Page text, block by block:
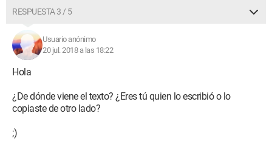
RESPUESTA 3 / 5
Usuario anónimo
20 jul. 2018 a las 18:22
Hola
¿De dónde viene el texto? ¿Eres tú quien lo escribió o lo
copiaste de otro lado?
;)